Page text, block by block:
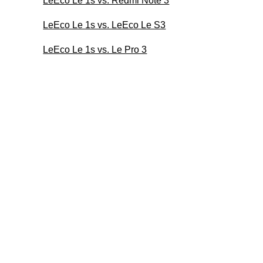
LeEco Le 1s vs. LeEco Le S3
LeEco Le 1s vs. Le Pro 3